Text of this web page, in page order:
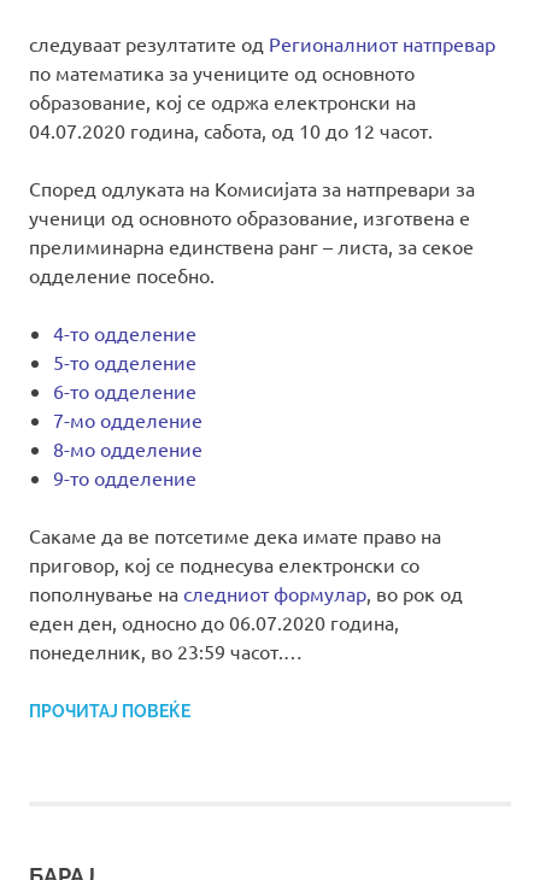
следуваат резултатите од Регионалниот натпревар
по математика за учениците од основното
образование, кој се одржа електронски на
04.07.2020 година, сабота, од 10 до 12 часот.
Според одлуката на Комисијата за натпревари за
ученици од основното образование, изготвена е
прелиминарна единствена ранг – листа, за секое
одделение посебно.
4-то одделение
5-то одделение
6-то одделение
7-мо одделение
8-мо одделение
9-то одделение
Сакаме да ве потсетиме дека имате право на
приговор, кој се поднесува електронски со
пополнување на следниот формулар, во рок од
еден ден, односно до 06.07.2020 година,
понеделник, во 23:59 часот.…
ПРОЧИТАЈ ПОВЕЌЕ